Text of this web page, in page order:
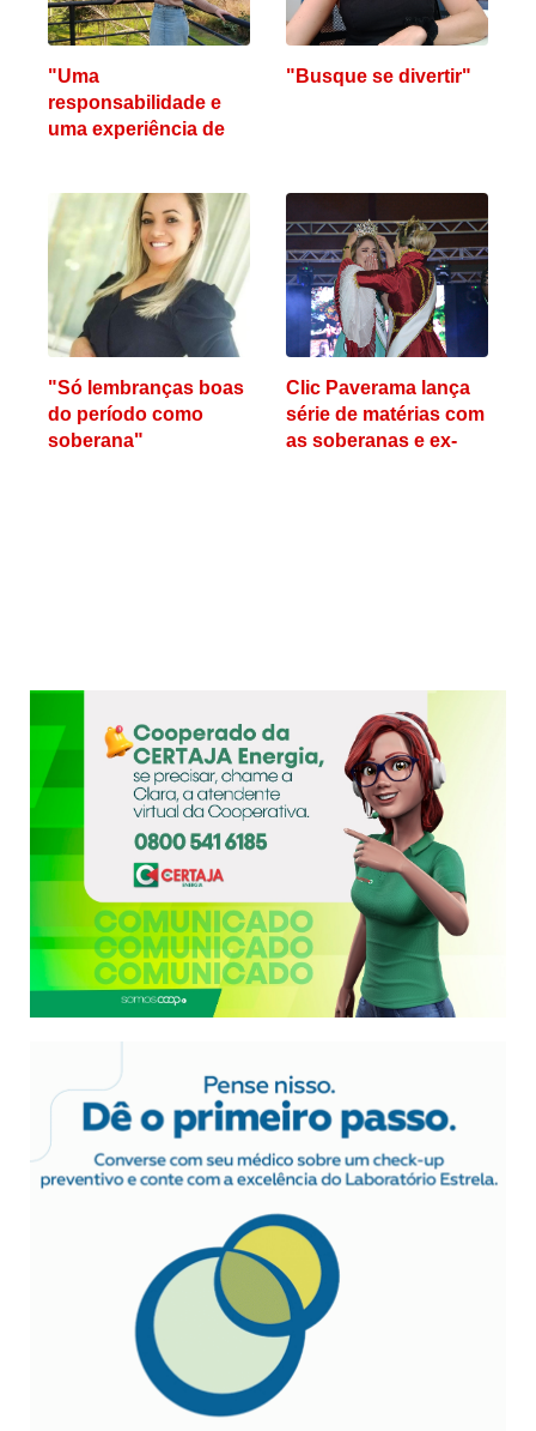
"Uma
responsabilidade e
uma experiência de
"Busque se divertir"
"Só lembranças boas
do período como
soberana"
Clic Paverama lança
série de matérias com
as soberanas e ex-